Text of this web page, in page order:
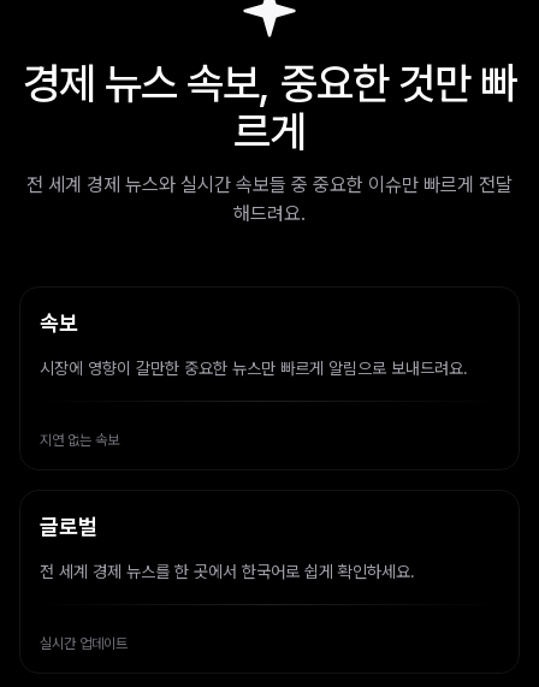
경제 뉴스 속보, 중요한 것만 빠
르게
전 세계 경제 뉴스와 실시간 속보들 중 중요한 이슈만 빠르게 전달
해드려요.
속보
시장에 영향이 갈만한 중요한 뉴스만 빠르게 알림으로 보내드려요.
지연 없는 속보
글로벌
전 세계 경제 뉴스를 한 곳에서 한국어로 쉽게 확인하세요.
실시간 업데이트